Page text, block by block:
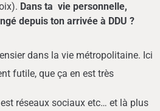
Dans ta vie personnelle,
depuis ton arrivée à DDU ?
dans la vie métropolitaine. Ici
futile, que ça en est très
réseaux sociaux etc… et là plus